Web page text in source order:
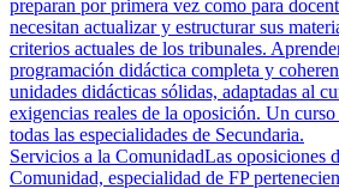
preparan por primera vez como para
necesitan actualizar y estructurar sus
criterios actuales de los tribunales.
programación didáctica completa y
unidades didácticas sólidas, adaptadas al
exigencias reales de la oposición. Un
todas las especialidades de Secundaria.
Servicios a la ComunidadLas oposiciones
Comunidad, especialidad de FP